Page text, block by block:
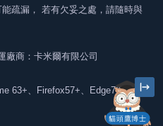
貓頭鷹博士
疏漏， 若有欠妥之處，請隨時與
廠商：卡米爾有限公司
63+、Firefox57+、Edge79+及